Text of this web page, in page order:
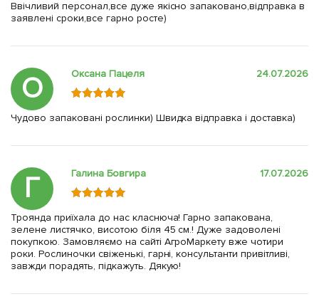
Ввічливий персонал,все дуже якісно запаковано,відправка в
заявлені сроки,все гарно росте)
О Оксана Пацеля 24.07.2026
Чудово запаковані рослинки) Швидка відправка і доставка)
Г Галина Бовгира 17.07.2026
Троянда приїхала до нас класнюча! Гарно запакована,
зелене листячко, висотою біля 45 см.! Дуже задоволені
покупкою. Замовляємо на сайті АгроМаркету вже чотири
роки. Рослиночки свіженькі, гарні, консультанти привітливі,
завжди порадять, підкажуть. Дякую!